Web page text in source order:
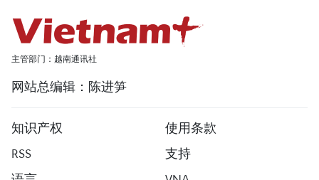
主管部门：越南通讯社
网站总编辑：陈进笋
知识产权
使用条款
RSS
支持